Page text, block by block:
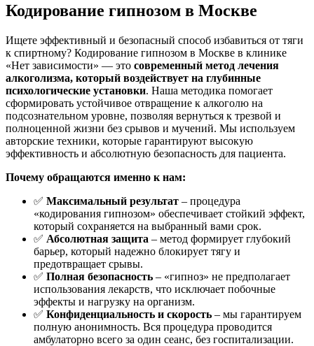
Кодирование гипнозом в Москве
Ищете эффективный и безопасный способ избавиться от тяги
к спиртному? Кодирование гипнозом в Москве в клинике
«Нет зависимости» — это современный метод лечения
алкоголизма, который воздействует на глубинные
психологические установки. Наша методика помогает
сформировать устойчивое отвращение к алкоголю на
подсознательном уровне, позволяя вернуться к трезвой и
полноценной жизни без срывов и мучений. Мы используем
авторские техники, которые гарантируют высокую
эффективность и абсолютную безопасность для пациента.
Почему обращаются именно к нам:
✅ Максимальный результат – процедура
«кодирования гипнозом» обеспечивает стойкий эффект,
который сохраняется на выбранный вами срок.
✅ Абсолютная защита – метод формирует глубокий
барьер, который надежно блокирует тягу и
предотвращает срывы.
✅ Полная безопасность – «гипноз» не предполагает
использования лекарств, что исключает побочные
эффекты и нагрузку на организм.
✅ Конфиденциальность и скорость – мы гарантируем
полную анонимность. Вся процедура проводится
амбулаторно всего за один сеанс, без госпитализации.